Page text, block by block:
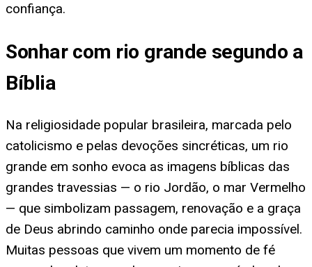
confiança.
Sonhar com rio grande segundo a
Bíblia
Na religiosidade popular brasileira, marcada pelo
catolicismo e pelas devoções sincréticas, um rio
grande em sonho evoca as imagens bíblicas das
grandes travessias — o rio Jordão, o mar Vermelho
— que simbolizam passagem, renovação e a graça
de Deus abrindo caminho onde parecia impossível.
Muitas pessoas que vivem um momento de fé